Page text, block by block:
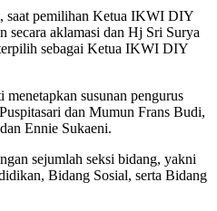
saat pemilihan Ketua IKWI DIY
secara aklamasi dan Hj Sri Surya
sebagai Ketua IKWI DIY
susunan pengurus
dan Mumun Frans Budi,
Ennie Sukaeni.
sejumlah seksi bidang, yakni
Bidang Sosial, serta Bidang